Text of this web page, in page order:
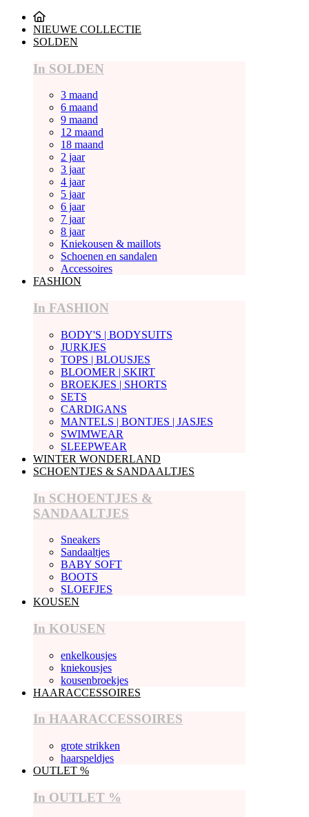
NIEUWE COLLECTIE
SOLDEN
In SOLDEN
3 maand
6 maand
9 maand
12 maand
18 maand
2 jaar
3 jaar
4 jaar
5 jaar
6 jaar
7 jaar
8 jaar
Kniekousen & maillots
Schoenen en sandalen
Accessoires
FASHION
In FASHION
BODY'S | BODYSUITS
JURKJES
TOPS | BLOUSJES
BLOOMER | SKIRT
BROEKJES | SHORTS
SETS
CARDIGANS
MANTELS | BONTJES | JASJES
SWIMWEAR
SLEEPWEAR
WINTER WONDERLAND
SCHOENTJES & SANDAALTJES
In SCHOENTJES &
SANDAALTJES
Sneakers
Sandaaltjes
BABY SOFT
BOOTS
SLOEFJES
KOUSEN
In KOUSEN
enkelkousjes
kniekousjes
kousenbroekjes
HAARACCESSOIRES
In HAARACCESSOIRES
grote strikken
haarspeldjes
OUTLET %
In OUTLET %